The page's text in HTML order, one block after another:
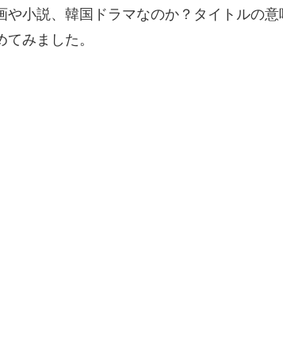
小説、韓国ドラマなのか？タイトルの意
みました。